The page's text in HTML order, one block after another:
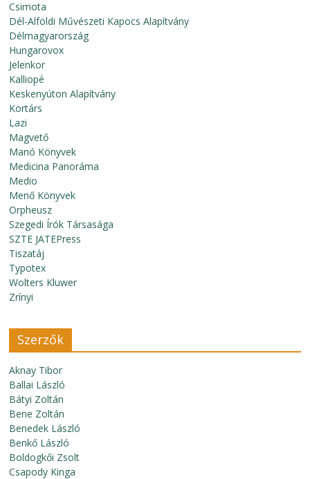
Csimota
Dél-Alföldi Művészeti Kapocs Alapítvány
Délmagyarország
Hungarovox
Jelenkor
Kalliopé
Keskenyúton Alapítvány
Kortárs
Lazi
Magvető
Manó Könyvek
Medicina Panoráma
Medio
Menő Könyvek
Orpheusz
Szegedi Írók Társasága
SZTE JATEPress
Tiszatáj
Typotex
Wolters Kluwer
Zrínyi
Szerzők
Aknay Tibor
Ballai László
Bátyi Zoltán
Bene Zoltán
Benedek László
Benkő László
Boldogkői Zsolt
Csapody Kinga